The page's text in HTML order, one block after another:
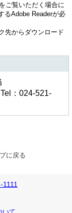
ご覧いただく場合に
るAdobe Readerが必
先からダウンロード
：024-521-
に戻る